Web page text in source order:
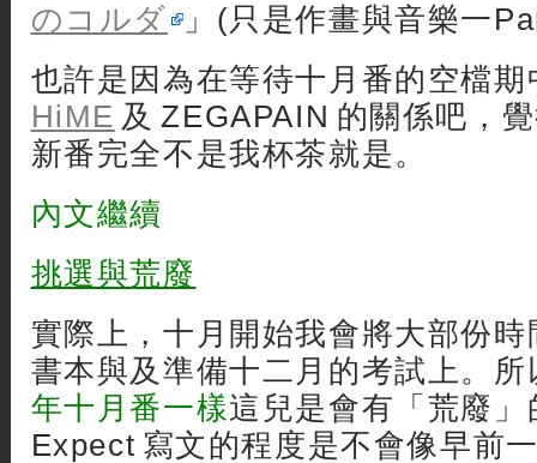
のコルダ 」(只是作畫與音樂一
也許是因為在等待十月番的空檔期
HiME 及 ZEGAPAIN 的關係吧，
新番完全不是我杯茶就是。
內文繼續
挑選與荒廢
實際上，十月開始我會將大部份
書本與及準備十二月的考試上。
年十月番一樣這兒是會有「荒廢
Expect 寫文的程度是不會像早前